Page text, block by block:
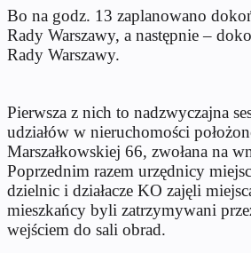
Bo na godz. 13 zaplanowano
Rady Warszawy, a następnie –
Rady Warszawy.
Pierwsza z nich to nadzwyczajna
udziałów w nieruchomości
Marszałkowskiej 66, zwołana na
Poprzednim razem urzędnicy
dzielnic i działacze KO zajęli
mieszkańcy byli zatrzymywani
wejściem do sali obrad.